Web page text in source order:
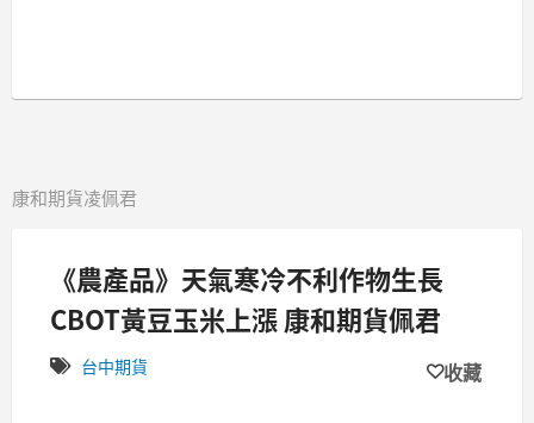
康和期貨凌佩君
《農產品》天氣寒冷不利作物生長
CBOT黃豆玉米上漲 康和期貨佩君
台中期貨 收藏